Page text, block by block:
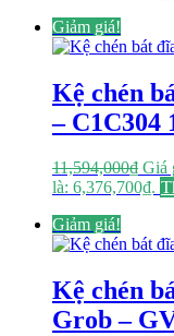
Giảm giá!
Kệ chén
– C1C304
11,594,000₫ Giá
là: 6,376,700₫.
Giảm giá!
Kệ chén
Grob –